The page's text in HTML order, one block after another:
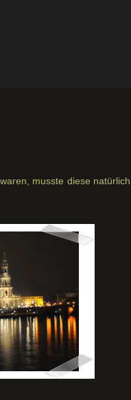
musste diese natürlich